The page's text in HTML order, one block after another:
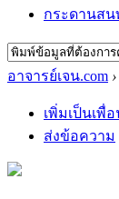
กระดานสน
อาจารย์เจน.com ›
เพิ่มเป็นเพื่
ส่งข้อความ